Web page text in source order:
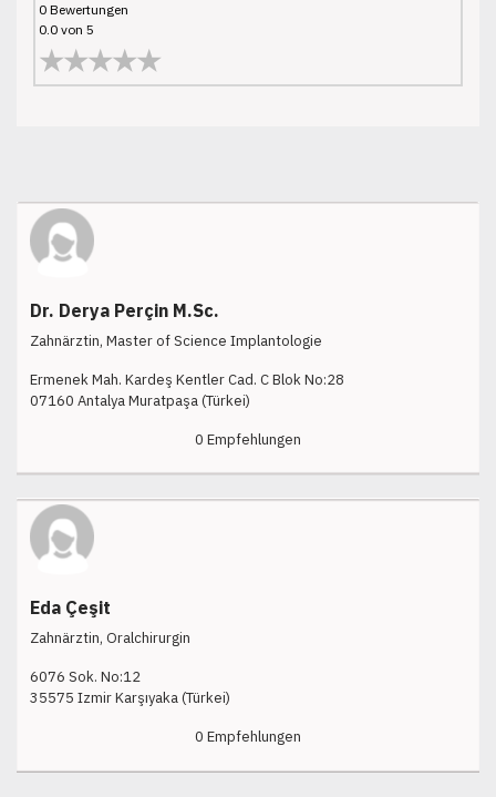
0 Bewertungen
0.0 von 5
★★★★★
Dr. Derya Perçin M.Sc.
Zahnärztin, Master of Science Implantologie
Ermenek Mah. Kardeş Kentler Cad. C Blok No:28
07160 Antalya Muratpaşa (Türkei)
0 Empfehlungen
Eda Çeşit
Zahnärztin, Oralchirurgin
6076 Sok. No:12
35575 Izmir Karşıyaka (Türkei)
0 Empfehlungen